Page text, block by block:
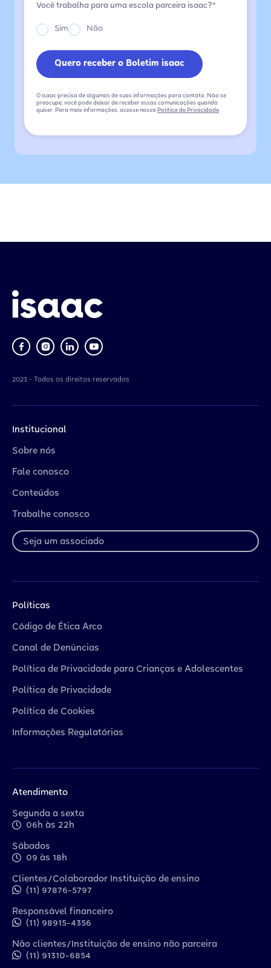
Você trabalha para uma escola parceira isaac?*
Sim Não
O isaac precisa de algumas de suas informações para contato. Não se
preocupe, você pode deixar de receber essas comunicações quando
quiser. Para mais informações, acesse nossa Política de Privacidade.
2023 - Todos os direitos reservados
Institucional
Sobre nós
Fale conosco
Conteúdos
Trabalhe conosco
Seja um associado
Políticas
Código de Ética Arco
Canal de Denúncias
Política de Privacidade para Crianças e Adolescentes
Política de Privacidade
Política de Cookies
Informações Regulatórias
Atendimento
Segunda a sexta
06h às 22h
Sábados
09 às 18h
Clientes/Colaborador Instituição de ensino
(11) 97876-5797
Responsável financeiro
(11) 98915-4356
Não clientes/Instituição de ensino não parceira
(11) 91310-6854